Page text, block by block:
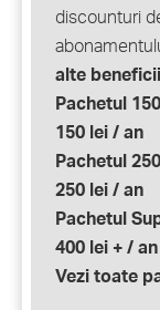
discounturi
alte beneficii
Pachetul 150
150 lei / an
Pachetul 250
250 lei / an
Pachetul
400 lei + / an
Vezi toate